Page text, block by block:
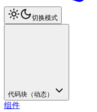
切换模式
代码块（动态）
组件